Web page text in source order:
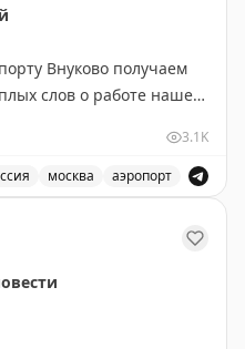
Внуково получаем
слов о работе нашей
впечатлениями прямо
из
аэропорту!» - такие
❤️
ждать вылета, и
3.1K
москва аэропорт